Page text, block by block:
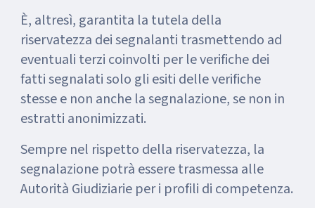
È, altresì, garantita la tutela della
riservatezza dei segnalanti trasmettendo ad
eventuali terzi coinvolti per le verifiche dei
fatti segnalati solo gli esiti delle verifiche
stesse e non anche la segnalazione, se non in
estratti anonimizzati.
Sempre nel rispetto della riservatezza, la
segnalazione potrà essere trasmessa alle
Autorità Giudiziarie per i profili di competenza.